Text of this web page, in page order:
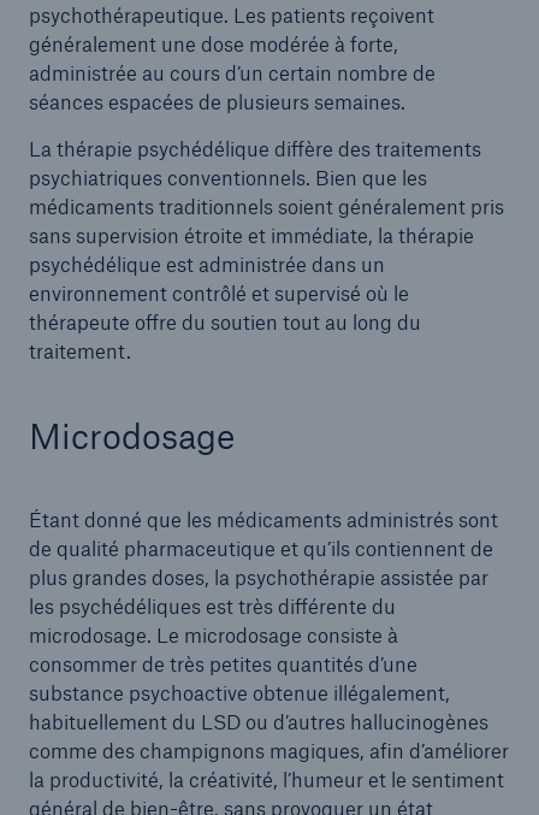
psychothérapeutique. Les patients reçoivent
généralement une dose modérée à forte,
administrée au cours d’un certain nombre de
séances espacées de plusieurs semaines.
La thérapie psychédélique diffère des traitements
psychiatriques conventionnels. Bien que les
médicaments traditionnels soient généralement pris
sans supervision étroite et immédiate, la thérapie
psychédélique est administrée dans un
environnement contrôlé et supervisé où le
thérapeute offre du soutien tout au long du
traitement.
Microdosage
Étant donné que les médicaments administrés sont
de qualité pharmaceutique et qu’ils contiennent de
plus grandes doses, la psychothérapie assistée par
les psychédéliques est très différente du
microdosage. Le microdosage consiste à
consommer de très petites quantités d’une
substance psychoactive obtenue illégalement,
habituellement du LSD ou d’autres hallucinogènes
comme des champignons magiques, afin d’améliorer
la productivité, la créativité, l’humeur et le sentiment
général de bien-être, sans provoquer un état